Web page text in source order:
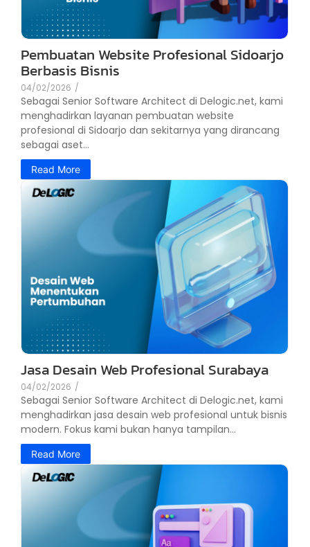
Pembuatan Website Profesional Sidoarjo
Berbasis Bisnis
04/02/2026 /
Sebagai Senior Software Architect di Delogic.net, kami
menghadirkan layanan pembuatan website
profesional di Sidoarjo dan sekitarnya yang dirancang
sebagai aset...
Read More
Jasa Desain Web Profesional Surabaya
04/02/2026 /
Sebagai Senior Software Architect di Delogic.net, kami
menghadirkan jasa desain web profesional untuk bisnis
modern. Fokus kami bukan hanya tampilan...
Read More